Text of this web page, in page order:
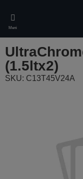
main
content
Meni
(1.5ltx2)
SKU: C13T45V24A